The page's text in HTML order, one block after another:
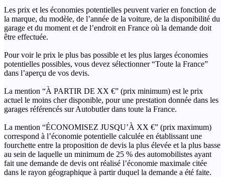
Les prix et les économies potentielles peuvent varier en fonction de
la marque, du modèle, de l’année de la voiture, de la disponibilité du
garage et du moment et de l’endroit en France où la demande doit
être effectuée.
Pour voir le prix le plus bas possible et les plus larges économies
potentielles possibles, vous devez sélectionner “Toute la France”
dans l’aperçu de vos devis.
La mention “À PARTIR DE XX €” (prix minimum) est le prix
actuel le moins cher disponible, pour une prestation donnée dans les
garages référencés sur Autobutler dans toute la France.
La mention “ÉCONOMISEZ JUSQU’À XX €” (prix maximum)
correspond à l’économie potentielle calculée en établissant une
fourchette entre la proposition de devis la plus élevée et la plus basse
au sein de laquelle un minimum de 25 % des automobilistes ayant
fait une demande de devis ont réalisé l’économie maximale citée
dans le rayon géographique à partir duquel la demande a été faite.